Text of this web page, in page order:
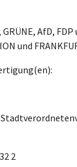
GRÜNE, AfD,
und
2